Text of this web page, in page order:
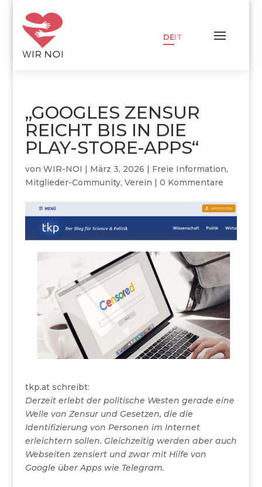
DEIT
„GOOGLES ZENSUR
REICHT BIS IN DIE
PLAY-STORE-APPS“
von WIR-NOI | März 3, 2026 | Freie Information,
Mitglieder-Community, Verein | 0 Kommentare
tkp.at schreibt:
Derzeit erlebt der politische Westen gerade eine
Welle von Zensur und Gesetzen, die die
Identifizierung von Personen im Internet
erleichtern sollen. Gleichzeitig werden aber auch
Webseiten zensiert und zwar mit Hilfe von
Google über Apps wie Telegram.